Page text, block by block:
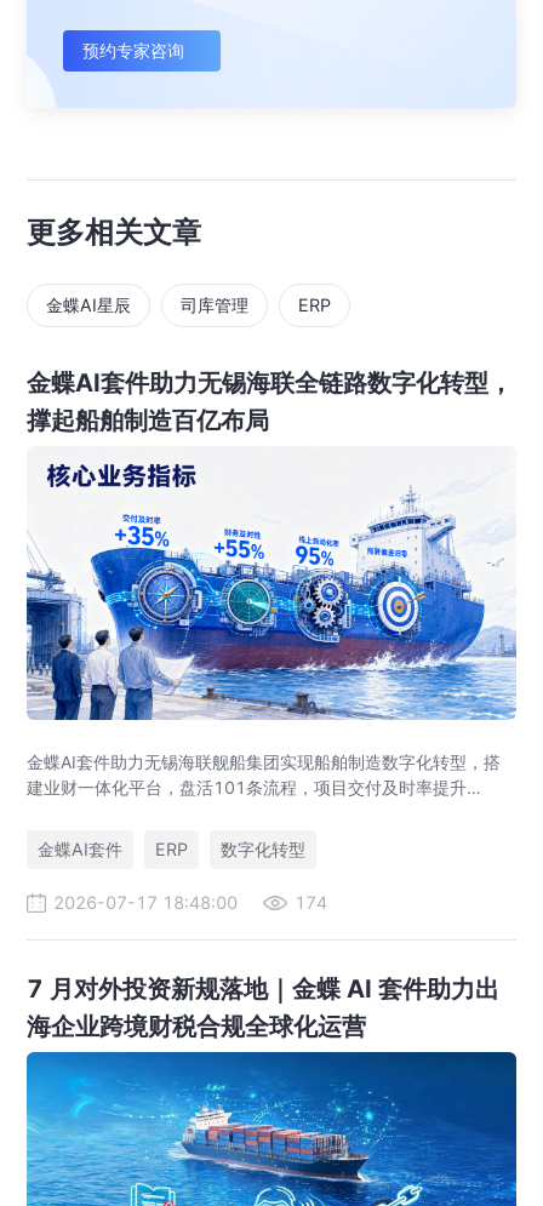
预约专家咨询
更多相关文章
金蝶AI星辰 司库管理 ERP
金蝶AI套件助力无锡海联全链路数字化转型，
撑起船舶制造百亿布局
金蝶AI套件助力无锡海联舰船集团实现船舶制造数字化转型，搭
建业财一体化平台，盘活101条流程，项目交付及时率提升
迁。
金蝶AI套件 ERP 数字化转型
2026-07-17 18:48:00 174
7 月对外投资新规落地｜金蝶 AI 套件助力出
海企业跨境财税合规全球化运营